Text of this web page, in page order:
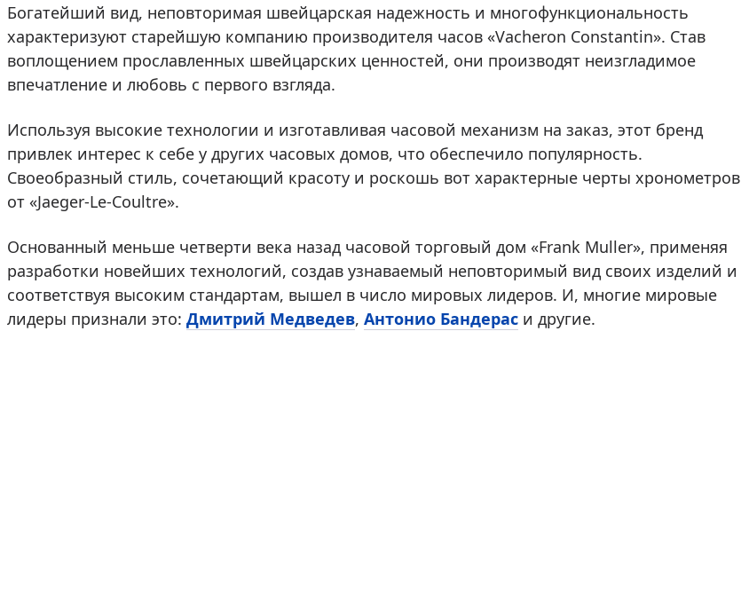
Богатейший вид, неповторимая швейцарская надежность и многофункциональность
характеризуют старейшую компанию производителя часов «Vacheron Constantin». Став
воплощением прославленных швейцарских ценностей, они производят неизгладимое
впечатление и любовь с первого взгляда.
Используя высокие технологии и изготавливая часовой механизм на заказ, этот бренд
привлек интерес к себе у других часовых домов, что обеспечило популярность.
Своеобразный стиль, сочетающий красоту и роскошь вот характерные черты хронометров
от «Jaeger-Le-Coultre».
Основанный меньше четверти века назад часовой торговый дом «Frank Muller», применяя
разработки новейших технологий, создав узнаваемый неповторимый вид своих изделий и
соответствуя высоким стандартам, вышел в число мировых лидеров. И, многие мировые
лидеры признали это: Дмитрий Медведев, Антонио Бандерас и другие.